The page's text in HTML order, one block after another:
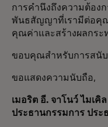
การคำนึงถึงความต้อง
พันธสัญญาที่เรามีต่อคุณ
คุณค่าและสร้างผลกระ
ขอบคุณสำหรับการสนั
ขอแสดงความนับถือ,
เมอริต อี. จาโนว์ ไมเคิ
ประธานกรรมการ ประ